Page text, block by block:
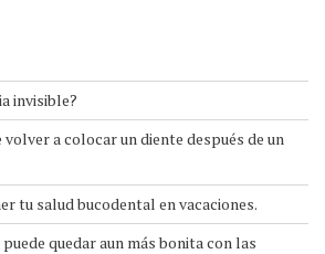
invisible?
volver a colocar un diente después de un
tu salud bucodental en vacaciones.
quedar aun más bonita con las